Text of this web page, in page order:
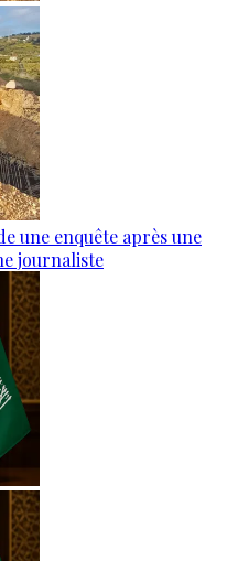
une enquête après une
journaliste